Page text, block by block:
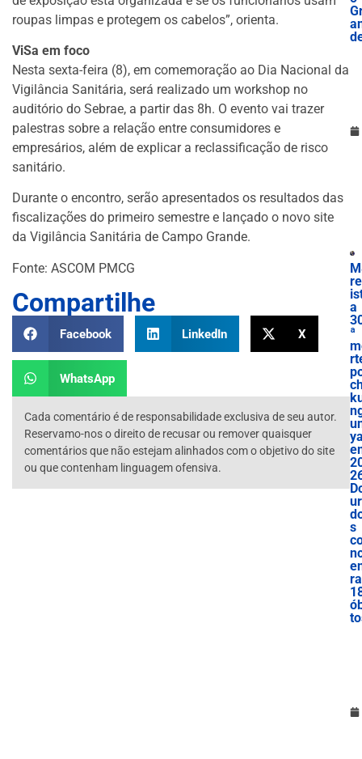
roupas limpas e protegem os cabelos”, orienta.
ViSa em foco
Nesta sexta-feira (8), em comemoração ao Dia Nacional da
Vigilância Sanitária, será realizado um workshop no
auditório do Sebrae, a partir das 8h. O evento vai trazer
palestras sobre a relação entre consumidores e
empresários, além de explicar a reclassificação de risco
sanitário.
Durante o encontro, serão apresentados os resultados das
fiscalizações do primeiro semestre e lançado o novo site
da Vigilância Sanitária de Campo Grande.
Fonte: ASCOM PMCG
Compartilhe
Facebook LinkedIn X
WhatsApp
Cada comentário é de responsabilidade exclusiva de seu autor.
Reservamo-nos o direito de recusar ou remover quaisquer
comentários que não estejam alinhados com o objetivo do site
ou que contenham linguagem ofensiva.
a
ª
s
ra